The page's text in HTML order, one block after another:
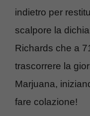
indietro per
scalpore la
Richards che a
trascorrere la
Marjuana,
fare colazione!